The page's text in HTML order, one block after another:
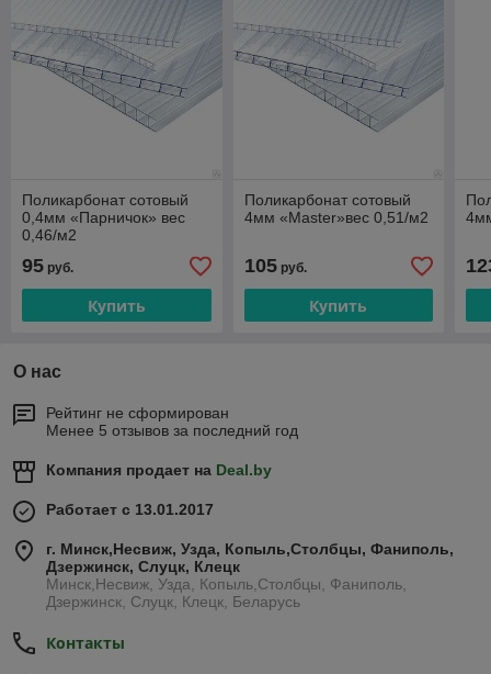
Поликарбонат сотовый
0,4мм «Парничок» вес
0,46/м2
95 руб.
Купить
Поликарбонат сотовый
4мм «Master»вес 0,51/м2
105руб.
Купить
О нас
Рейтинг не сформирован
Менее 5 отзывов за последний год
Компания продает на Deal.by
Работает с 13.01.2017
г. Минск,Несвиж, Узда, Копыль,Столбцы, Фаниполь,
Дзержинск, Слуцк, Клецк
Минск,Несвиж, Узда, Копыль,Столбцы, Фаниполь,
Дзержинск, Слуцк, Клецк, Беларусь
Контакты